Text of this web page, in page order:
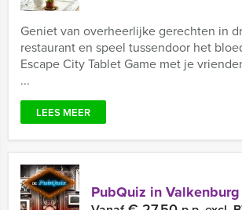
Geniet van overheerlijke gerechten in
restaurant en speel tussendoor het
Escape City Tablet Game met je
...
LEES MEER
PubQuiz in Valkenburg